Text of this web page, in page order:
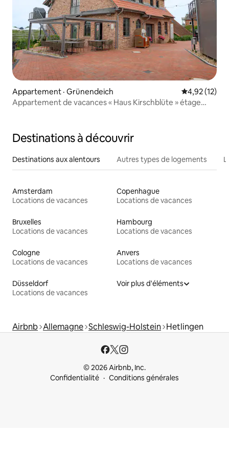
Appartement · Grünendeich Note
4,92 (12)
Appartement de vacances « Haus Kirschblüte » étage
Destinations à découvrir
Destinations aux alentours Autres types de logements
Amsterdam
Locations de vacances
Copenhague
Locations de vacances
Bruxelles
Locations de vacances
Hambourg
Locations de vacances
Cologne
Locations de vacances
Anvers
Locations de vacances
Düsseldorf
Locations de vacances
Voir plus d'éléments
Airbnb Allemagne Schleswig-Holstein Hetlingen
© 2026 Airbnb, Inc.
Confidentialité
Conditions générales